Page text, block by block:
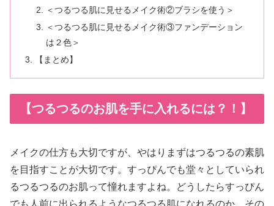
＜つるつる肌に見せるメイク術②ブラシを使う＞
＜つるつる肌に見せるメイク術③ファンデーション
は２色＞
【まとめ】
【つるつるのお肌を手に入れるには？！】
メイクの仕方も大切ですが、やはりまずはつるつるの素肌
を目指すことが大切です。すっぴんでも堂々としていられ
るつるつるのお肌って憧れますよね。どうしたらすっぴん
でも人前に出られるようなつるつる肌になれるのか、その